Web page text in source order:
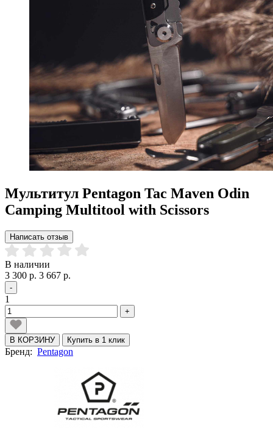
Мультитул Pentagon Tac Maven Odin
Camping Multitool with Scissors
Написать отзыв
В наличии
3 300 р. 3 667 р.
-
1
+
В КОРЗИНУ Купить в 1 клик
Бренд: Pentagon